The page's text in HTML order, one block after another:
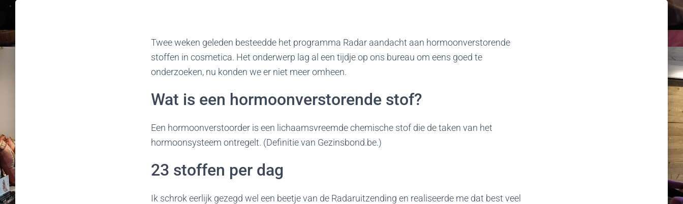
Twee weken geleden besteedde het programma Radar aandacht aan hormoonverstorende
stoffen in cosmetica. Het onderwerp lag al een tijdje op ons bureau om eens goed te
onderzoeken, nu konden we er niet meer omheen.
Wat is een hormoonverstorende stof?
Een hormoonverstoorder is een lichaamsvreemde chemische stof die de taken van het
hormoonsysteem ontregelt. (Definitie van Gezinsbond.be.)
23 stoffen per dag
Ik schrok eerlijk gezegd wel een beetje van de Radaruitzending en realiseerde me dat best veel